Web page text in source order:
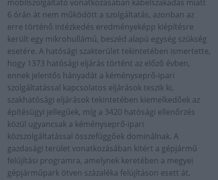
mobilszolgáltató vonatkozásában kábelszakadás miatt
6 órán át nem működött a szolgáltatás, azonban az
erre történő intézkedés eredményeképp kiépítésre
került egy mikrohullámú, beszéd alapú egység szükség
esetére. A hatósági szakterület tekintetében ismertette,
hogy 1373 hatósági eljárás történt az előző évben,
ennek jelentős hányadát a kéményseprő-ipari
szolgáltatással kapcsolatos eljárások teszik ki,
szakhatósági eljárások tekintetében kiemelkedőek az
építésügyi jellegűek, míg a 3420 hatósági ellenőrzés
közül ugyancsak a kéményseprő-ipari
közszolgáltatással összefüggőek dominálnak. A
gazdasági terület vonatkozásában kitért a gépjármű
felújítási programra, amelynek keretében a megyei
gépjárműpark ötven százaléka felújításon esett át,